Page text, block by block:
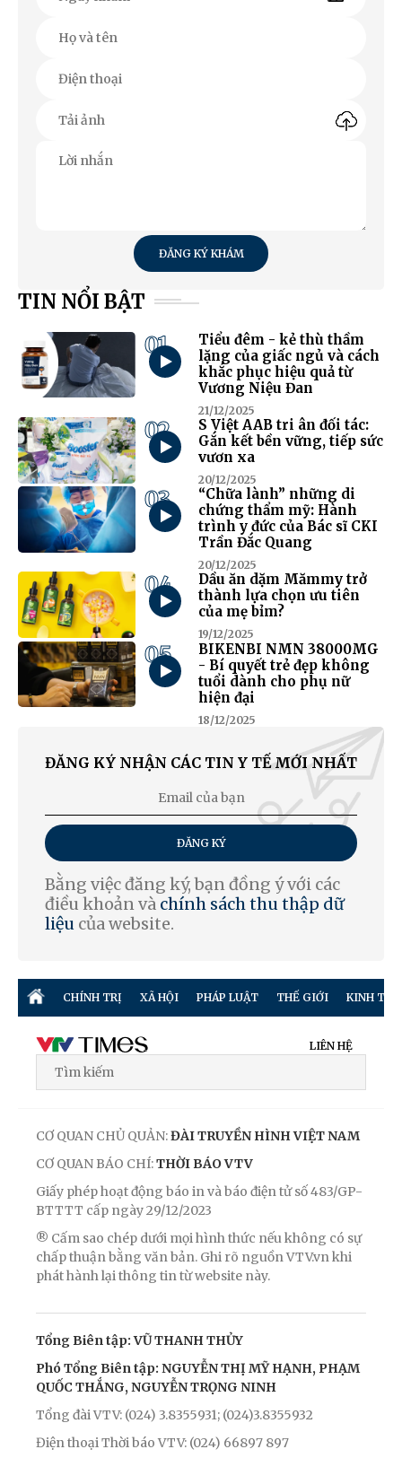
ĐĂNG KÝ KHÁM
TIN NỔI BẬT
01
Tiểu đêm - kẻ thù thầm
lặng của giấc ngủ và cách
khắc phục hiệu quả từ
Vương Niệu Đan
21/12/2025
02
S Việt AAB tri ân đối tác:
Gắn kết bền vững, tiếp sức
vươn xa
20/12/2025
03
“Chữa lành” những di
chứng thẩm mỹ: Hành
trình y đức của Bác sĩ CKI
Trần Đắc Quang
20/12/2025
04
Dầu ăn dặm Mămmy trở
thành lựa chọn ưu tiên
của mẹ bỉm?
19/12/2025
05
BIKENBI NMN 38000MG
- Bí quyết trẻ đẹp không
tuổi dành cho phụ nữ
hiện đại
18/12/2025
ĐĂNG KÝ NHẬN CÁC TIN Y TẾ MỚI NHẤT
ĐĂNG KÝ
Bằng việc đăng ký, bạn đồng ý với các
điều khoản và chính sách thu thập dữ
liệu của website.
CHÍNH TRỊ XÃ HỘI PHÁP LUẬT THẾ GIỚI KINH TẾ
LIÊN HỆ
CƠ QUAN CHỦ QUẢN:ĐÀI TRUYỀN HÌNH VIỆT NAM
CƠ QUAN BÁO CHÍ:THỜI BÁO VTV
Giấy phép hoạt động báo in và báo điện tử số 483/GP-
BTTTT cấp ngày 29/12/2023
® Cấm sao chép dưới mọi hình thức nếu không có sự
chấp thuận bằng văn bản. Ghi rõ nguồn VTV.vn khi
phát hành lại thông tin từ website này.
Tổng Biên tập: VŨ THANH THỦY
Phó Tổng Biên tập: NGUYỄN THỊ MỸ HẠNH, PHẠM
QUỐC THẮNG, NGUYỄN TRỌNG NINH
Tổng đài VTV: (024) 3.8355931; (024)3.8355932
Điện thoại Thời báo VTV: (024) 66897 897